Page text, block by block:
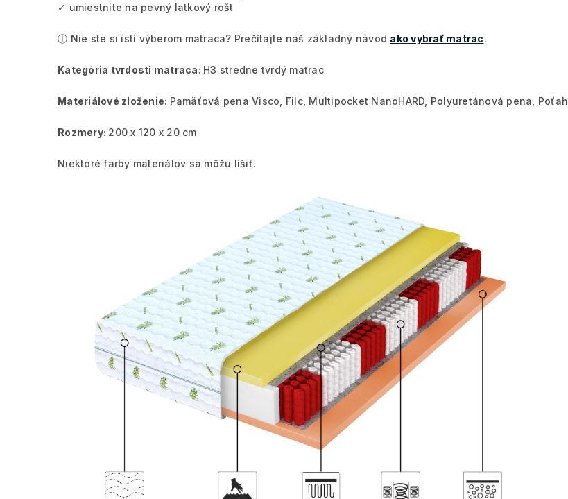
✓ umiestnite na pevný latkový rošt
ⓘ Nie ste si istí výberom matraca? Prečítajte náš základný návod ako vybrať matrac.
Kategória tvrdosti matraca: H3 stredne tvrdý matrac
Materiálové zloženie: Pamäťová pena Visco, Filc, Multipocket NanoHARD, Polyuretánová pena, Poťah
Rozmery: 200 x 120 x 20 cm
Niektoré farby materiálov sa môžu líšiť.